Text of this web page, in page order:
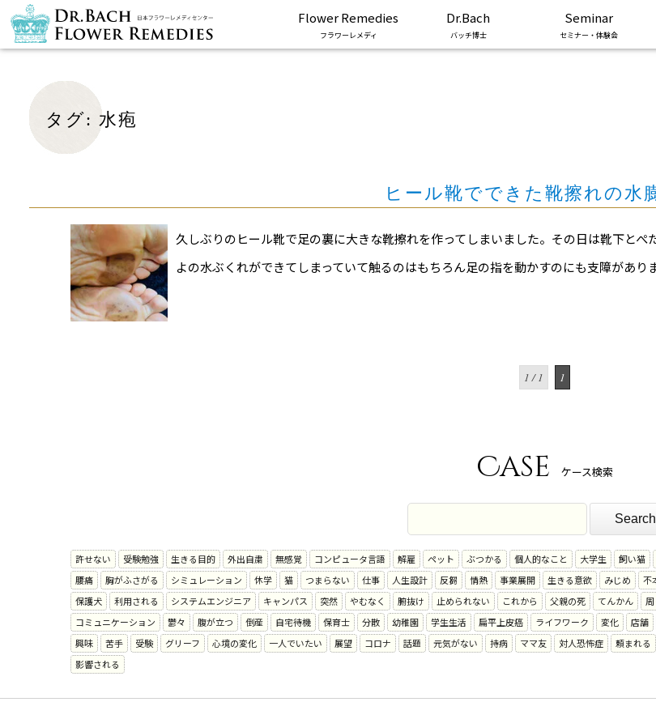
Flower Remedies
フラワーレメディ
Dr.Bach
バッチ博士
Seminar
セミナー・体験会
タグ:水疱
ヒール靴でできた靴擦れの水
久しぶりのヒール靴で足の裏に大きな靴擦れを作ってしまいました。その日は靴下と
よの水ぶくれができてしまっていて触るのはもちろん足の指を動かすのにも支障があ
1 / 1 1
Case ケース検索
許せない 受験勉強 生きる目的 外出自粛 無感覚 コンピュータ言語 解雇 ペット ぶつかる 個人的なこと 大学生 飼い猫
腰痛
胸がふさがる シミュレーション 休学 猫 つまらない 仕事 人生設計 反芻 情熱 事業展開 生きる意欲 みじめ 不
保護犬
利用される システムエンジニア キャンパス 突然 やむなく 腑抜け 止められない これから 父親の死 てんかん
コミュニケーション
鬱々 腹が立つ 倒産 自宅待機 保育士 分散 幼稚園 学生生活 扁平上皮癌 ライフワーク 変化 店舗
興味
苦手 受験 グリーフ 心境の変化 一人でいたい 展望 コロナ 話題 元気がない 持病 ママ友 対人恐怖症 頼まれる
影響される